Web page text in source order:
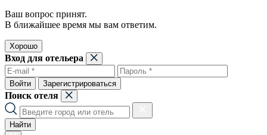
Ваш вопрос принят.
В ближайшее время мы вам ответим.
Хорошо
Вход для отельера
Войти Зарегистрироваться
Поиск отеля
Найти